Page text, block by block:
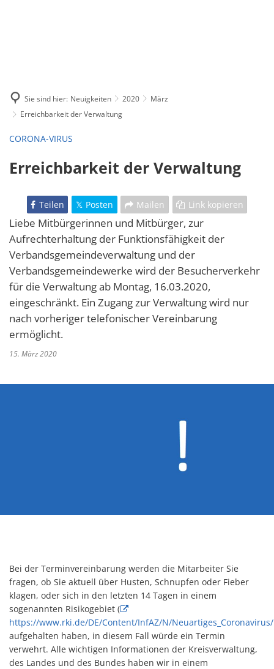
Sie sind hier: Neuigkeiten 2020
März
Erreichbarkeit der Verwaltung
CORONA-VIRUS
Erreichbarkeit der Verwaltung
Teilen Posten Mailen Link kopieren
Liebe Mitbürgerinnen und Mitbürger, zur
Aufrechterhaltung der Funktionsfähigkeit der
Verbandsgemeindeverwaltung und der
Verbandsgemeindewerke wird der Besucherverkehr
für die Verwaltung ab Montag, 16.03.2020,
eingeschränkt. Ein Zugang zur Verwaltung wird nur
nach vorheriger telefonischer Vereinbarung
ermöglicht.
15. März 2020
Bei der Terminvereinbarung werden die Mitarbeiter Sie
fragen, ob Sie aktuell über Husten, Schnupfen oder Fieber
klagen, oder sich in den letzten 14 Tagen in einem
sogenannten Risikogebiet (
https://www.rki.de/DE/Content/InfAZ/N/
aufgehalten haben, in diesem Fall würde ein Termin
verwehrt. Alle wichtigen Informationen der Kreisverwaltung,
des Landes und des Bundes haben wir in einem